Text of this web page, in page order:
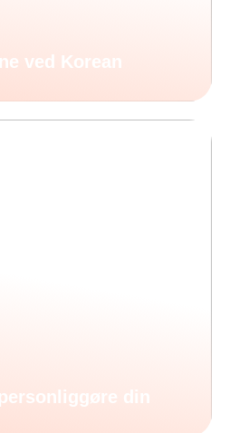
ved Korean
din